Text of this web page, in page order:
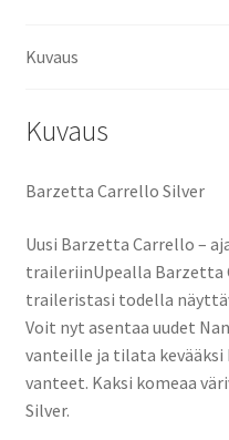
o
o
Kuvaus
Kuvaus
Barzetta Carrello Silver
Uusi Barzetta Carrello –
traileriinUpealla Barzetta
traileristasi todella
Voit nyt asentaa uudet
vanteille ja tilata kevääksi
vanteet. Kaksi komeaa
Silver.